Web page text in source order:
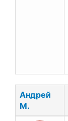
Андрей
М.